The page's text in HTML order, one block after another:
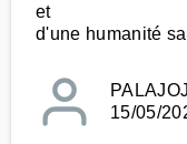
et
d'une humanité
15/05/